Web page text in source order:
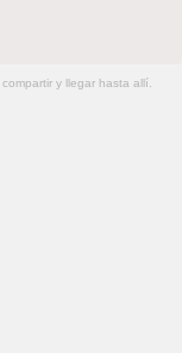
y llegar hasta allí.